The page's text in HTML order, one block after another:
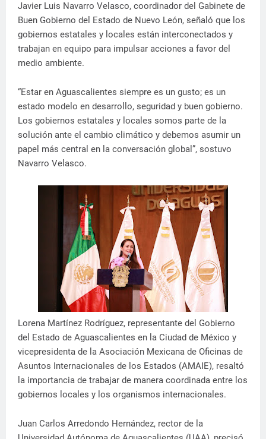
Javier Luis Navarro Velasco, coordinador del Gabinete de
Buen Gobierno del Estado de Nuevo León, señaló que los
gobiernos estatales y locales están interconectados y
trabajan en equipo para impulsar acciones a favor del
medio ambiente.
“Estar en Aguascalientes siempre es un gusto; es un
estado modelo en desarrollo, seguridad y buen gobierno.
Los gobiernos estatales y locales somos parte de la
solución ante el cambio climático y debemos asumir un
papel más central en la conversación global”, sostuvo
Navarro Velasco.
Lorena Martínez Rodríguez, representante del Gobierno
del Estado de Aguascalientes en la Ciudad de México y
vicepresidenta de la Asociación Mexicana de Oficinas de
Asuntos Internacionales de los Estados (AMAIE), resaltó
la importancia de trabajar de manera coordinada entre los
gobiernos locales y los organismos internacionales.
Juan Carlos Arredondo Hernández, rector de la